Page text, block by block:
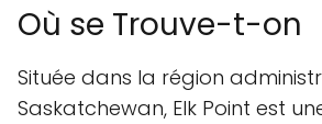
Où se Trouve-t-on
Située dans la région
Saskatchewan, Elk Point est